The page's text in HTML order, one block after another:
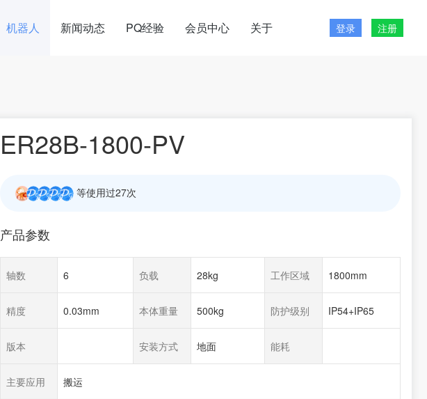
机器人 新闻动态 PQ经验 会员中心 关于 登录 注册
ER28B-1800-PV
等使用过27次
产品参数
轴数 6 负载 28kg 工作区域 1800mm
精度 0.03mm 本体重量 500kg 防护级别 IP54+IP65
版本 安装方式 地面 能耗
主要应用 搬运